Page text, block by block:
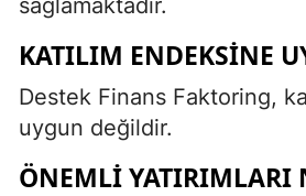
KATILIM ENDEKSINE
Destek Finans Faktoring,
uygun değildir.
ÖNEMLI YATIRIMLARI